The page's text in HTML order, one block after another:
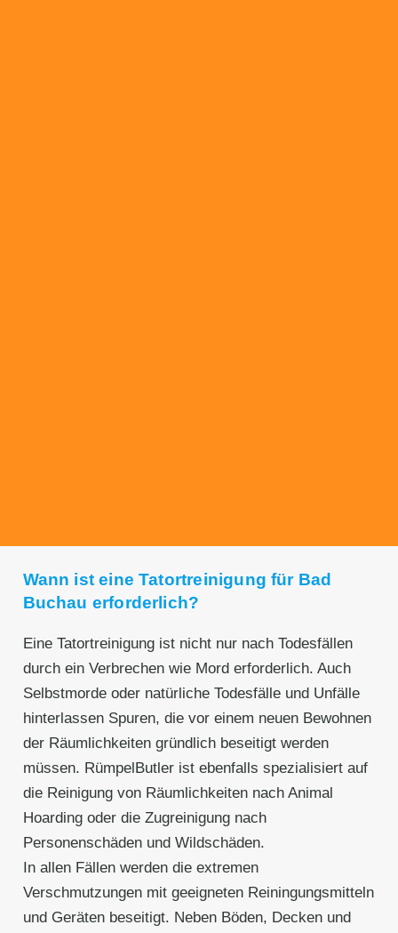
Wann ist eine Tatortreinigung für Bad
Buchau erforderlich?
Eine Tatortreinigung ist nicht nur nach Todesfällen
durch ein Verbrechen wie Mord erforderlich. Auch
Selbstmorde oder natürliche Todesfälle und Unfälle
hinterlassen Spuren, die vor einem neuen Bewohnen
der Räumlichkeiten gründlich beseitigt werden
müssen. RümpelButler ist ebenfalls spezialisiert auf
die Reinigung von Räumlichkeiten nach Animal
Hoarding oder die Zugreinigung nach
Personenschäden und Wildschäden.
In allen Fällen werden die extremen
Verschmutzungen mit geeigneten Reiningungsmitteln
und Geräten beseitigt. Neben Böden, Decken und